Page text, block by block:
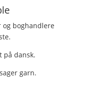
boghandlere
på dansk.
garn.